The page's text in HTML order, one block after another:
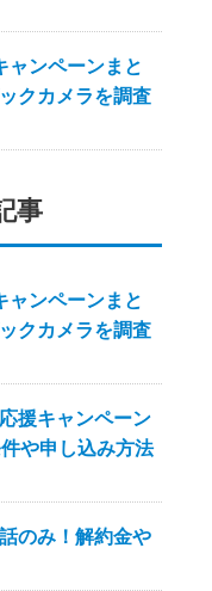
ャンペーンまと
クカメラを調査
事
ャンペーンまと
クカメラを調査
援キャンペーン
や申し込み方法
のみ！解約金や